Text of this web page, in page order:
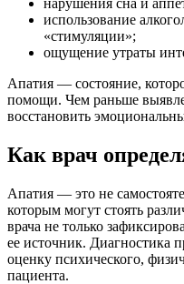
нарушения сна и
использование
«стимуляции»;
ощущение утраты
Апатия — состояние,
помощи. Чем раньше
восстановить
Как врач
Апатия — это не
которым могут стоять
врача не только
ее источник. Диагностика
оценку психического,
пациента.